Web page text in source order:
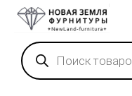
Поиск
товаров